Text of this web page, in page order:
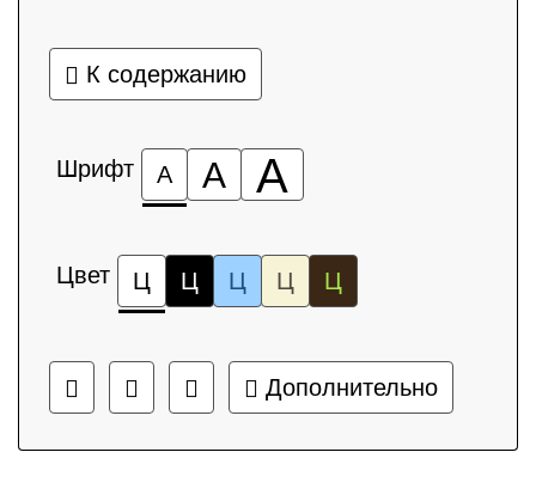
К содержанию
Шрифт А А А
Цвет Ц Ц Ц Ц Ц
Дополнительно